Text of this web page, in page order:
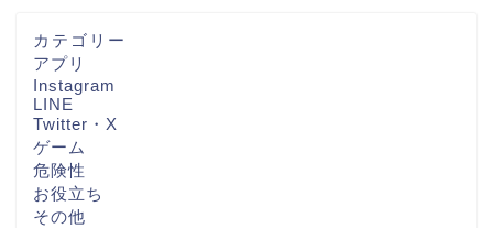
カテゴリー
アプリ
Instagram
LINE
Twitter・X
ゲーム
危険性
お役立ち
その他